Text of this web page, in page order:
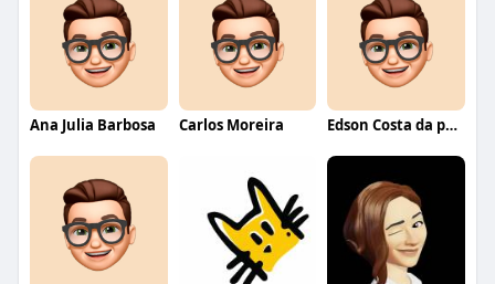
Ana Julia Barbosa Carlos Moreira Edson Costa da paixão